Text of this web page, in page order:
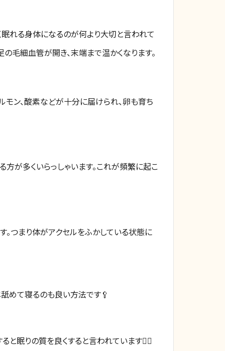
れる身体になるのが何より大切と言われて
毛細血管が開き、末端まで温かくなります。
モン、酸素などが十分に届けられ、卵も育ち
方が多くいらっしゃいます。これが頻繁に起こ
つまり体がアクセルをふかしている状態に
めて寝るのも良い方法です🥄
ると眠りの質を良くすると言われています👍🏻